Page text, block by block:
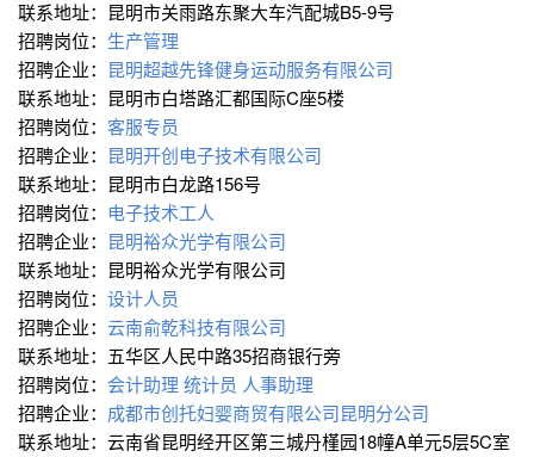
联系地址：昆明市关雨路东聚大车汽配城B5-9号
招聘岗位： 生产管理
招聘企业： 昆明超越先锋健身运动服务有限公司
联系地址：昆明市白塔路汇都国际C座5楼
招聘岗位： 客服专员
招聘企业： 昆明开创电子技术有限公司
联系地址：昆明市白龙路156号
招聘岗位： 电子技术工人
招聘企业： 昆明裕众光学有限公司
联系地址：昆明裕众光学有限公司
招聘岗位： 设计人员
招聘企业： 云南俞乾科技有限公司
联系地址：五华区人民中路35招商银行旁
招聘岗位： 会计助理 统计员 人事助理
招聘企业： 成都市创托妇婴商贸有限公司昆明分公司
联系地址：云南省昆明经开区第三城丹槿园18幢A单元5层5C室